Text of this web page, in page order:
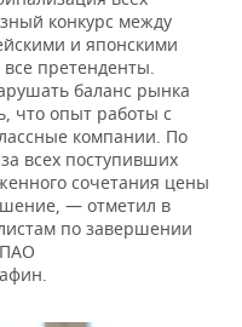
конкурс между
и японскими
претенденты.
баланс рынка
что опыт работы с
компании. По
всех поступивших
сочетания цены
— отметил в
по завершении